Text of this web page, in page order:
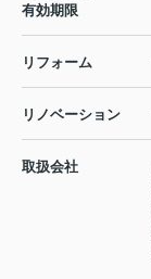
有効期限
リフォーム
リノベーション
取扱会社